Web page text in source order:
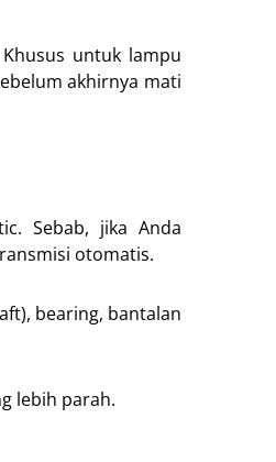
untuk lampu
akhirnya mati
Sebab, jika Anda
otomatis.
bearing, bantalan
lebih parah.